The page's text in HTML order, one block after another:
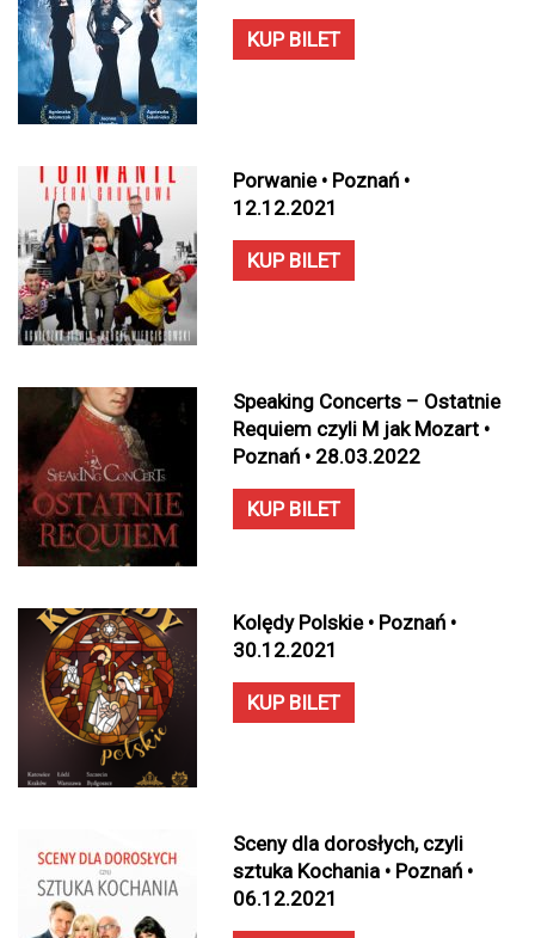
KUP BILET
Porwanie • Poznań •
12.12.2021
KUP BILET
Speaking Concerts – Ostatnie
Requiem czyli M jak Mozart •
Poznań • 28.03.2022
KUP BILET
Kolędy Polskie • Poznań •
30.12.2021
KUP BILET
Sceny dla dorosłych, czyli
sztuka Kochania • Poznań •
06.12.2021